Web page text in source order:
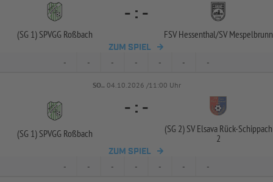
(SG 1) SPVGG Roßbach
- : -
FSV Hessenthal/SV Mespelbrunn
ZUM SPIEL
- - - - - - -
SO.. 04.10.2026 /11:00 Uhr
(SG 1) SPVGG Roßbach
- : -
(SG 2) SV Elsava Rück-Schippach
2
ZUM SPIEL
- - - - - - -